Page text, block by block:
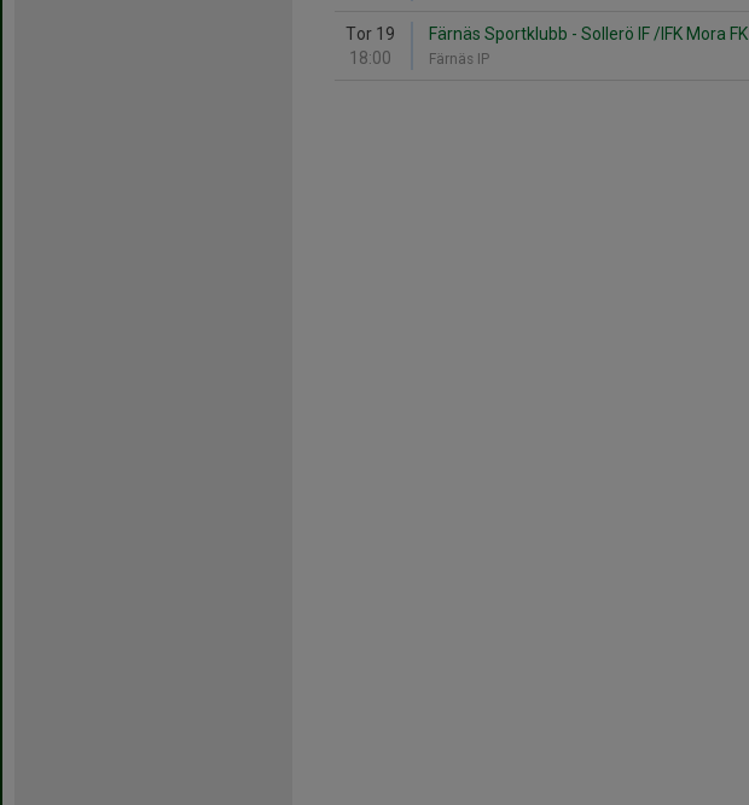
Tor 19
18:00
Färnäs Sportklubb - Sollerö IF /IFK Mora FK
Färnäs IP